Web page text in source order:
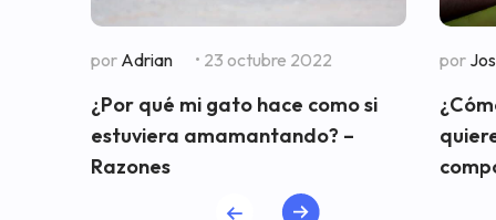
por Adrian • 23 octubre 2022
¿Por qué mi gato hace como si
estuviera amamantando? –
Razones
por